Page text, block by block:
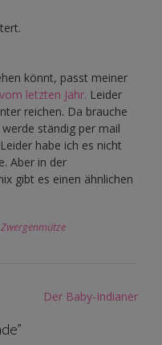
könnt, passt meiner
vom letzten Jahr. Leider
reichen. Da brauche
ständig per mail
habe ich es nicht
Aber in der
gibt es einen ähnlichen
Zwergenmütze
Der Baby-Indianer
”